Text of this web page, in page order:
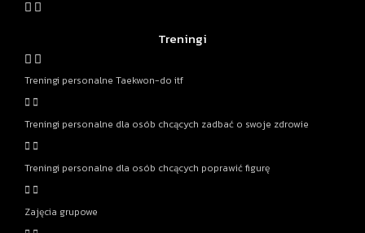
Treningi
Treningi personalne Taekwon-do itf
Treningi personalne dla osób chcących zadbać o swoje zdrowie
Treningi personalne dla osób chcących poprawić figurę
Zajęcia grupowe